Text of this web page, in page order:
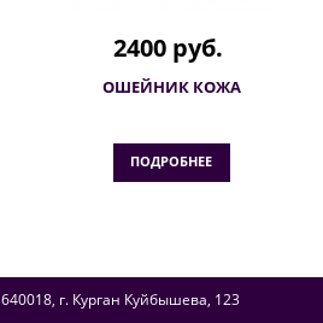
2400 руб.
ОШЕЙНИК КОЖА
ПОДРОБНЕЕ
640018, г. Курган Куйбышева, 123